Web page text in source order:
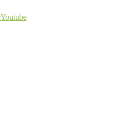
Youtube